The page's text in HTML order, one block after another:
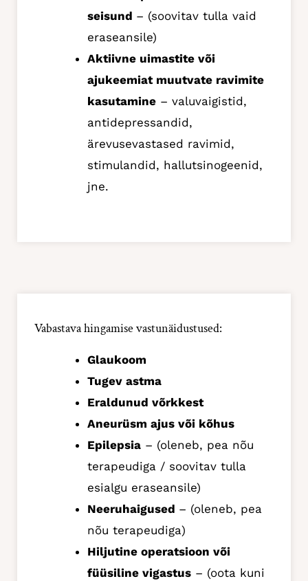
seisund – (soovitav tulla vaid
eraseansile)
Aktiivne uimastite või
ajukeemiat muutvate ravimite
kasutamine– valuvaigistid,
antidepressandid,
ärevusevastased ravimid,
stimulandid, hallutsinogeenid,
jne.
Vabastava hingamise vastunäidustused:
Glaukoom
Tugev astma
Eraldunud võrkkest
Aneurüsm ajus või kõhus
Epilepsia– (oleneb, pea nõu
terapeudiga / soovitav tulla
esialgu eraseansile)
Neeruhaigused – (oleneb, pea
nõu terapeudiga)
Hiljutine operatsioon või
füüsiline vigastus– (oota kuni